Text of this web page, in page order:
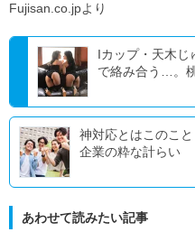
Fujisan.co.jpより
Iカップ・天木じ
で絡み合う…。
神対応とはこのこ
企業の粋な計らい
あわせて読みたい記事